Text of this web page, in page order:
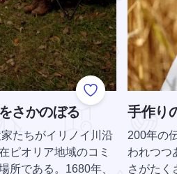
ート・エルジンを表示Add to Favorites
さかのぼる
たちがイリノイ川沿
ピオリア地域のコミ
所である。1680年、
手作り
200年の
われつつ
さがたく